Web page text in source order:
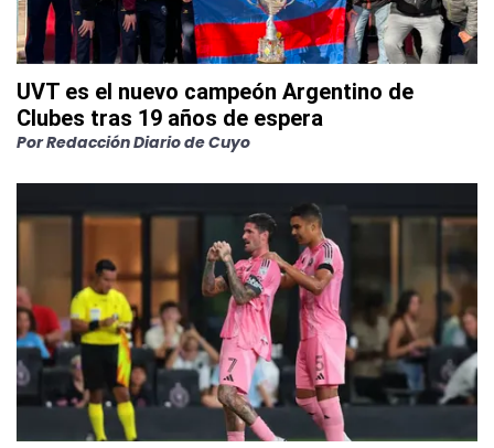
UVT es el nuevo campeón Argentino de
Clubes tras 19 años de espera
PorRedacción Diario de Cuyo